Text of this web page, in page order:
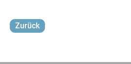
Zurück